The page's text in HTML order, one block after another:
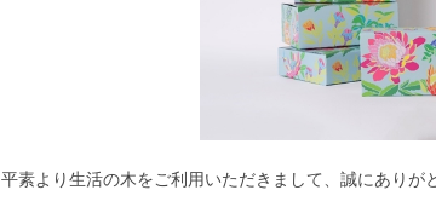
平素より生活の木をご利用いただきまして、誠にありが